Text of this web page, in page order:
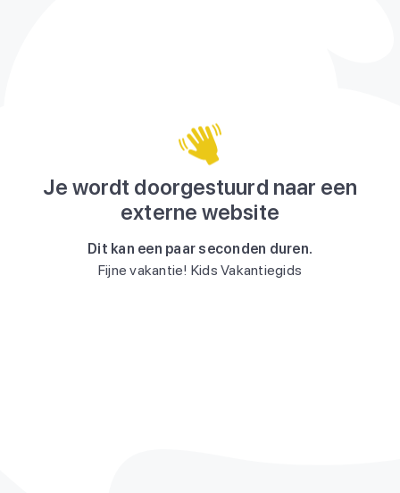
Je wordt doorgestuurd naar een
externe website
Dit kan een paar seconden duren.
Fijne vakantie! Kids Vakantiegids